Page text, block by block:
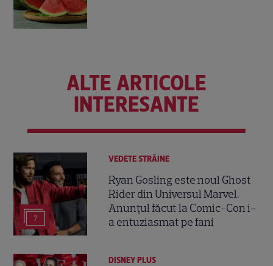
ALTE ARTICOLE
INTERESANTE
7
VEDETE STRĂINE
Ryan Gosling este noul Ghost
Rider din Universul Marvel.
Anunțul făcut la Comic-Con i-
a entuziasmat pe fani
DISNEY PLUS